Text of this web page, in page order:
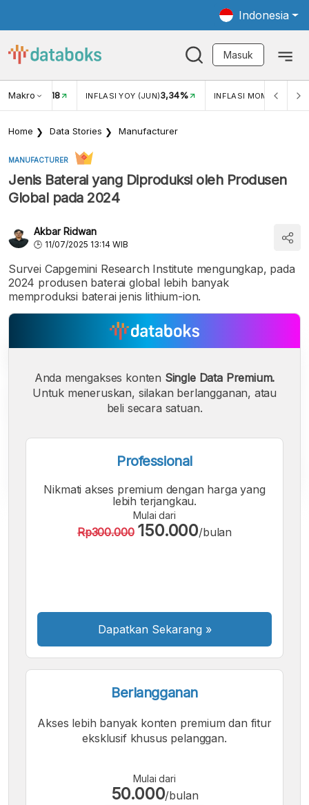
Indonesia
Masuk
Makro
USD/IDR 18 INFLASI YOY (JUN)3,34% INFLASI MOM (JUN)
Home Data Stories Manufacturer
MANUFACTURER
Jenis Baterai yang Diproduksi oleh Produsen
Global pada 2024
Akbar Ridwan
11/07/2025 13:14 WIB
Survei Capgemini Research Institute mengungkap, pada
2024 produsen baterai global lebih banyak
memproduksi baterai jenis lithium-ion.
Font
A
Font
A
Font
Anda mengakses konten Single Data Premium.
Untuk meneruskan, silakan berlangganan, atau
beli secara satuan.
Professional
Nikmati akses premium dengan harga yang
lebih terjangkau.
Mulai dari
Rp300.000 150.000/bulan
Dapatkan Sekarang »
Berlangganan
Akses lebih banyak konten premium dan fitur
eksklusif khusus pelanggan.
Mulai dari
50.000/bulan